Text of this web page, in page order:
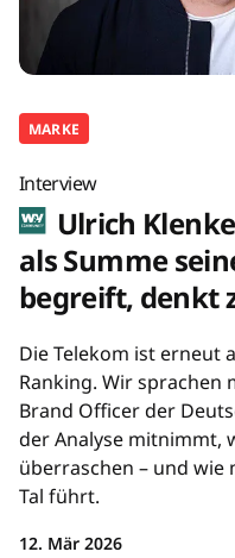
MARKE
Interview
Ulrich
als Summe
begreift, denkt
Die Telekom ist erneut
Ranking. Wir sprachen
Brand Officer der
der Analyse mitnimmt,
überraschen – und wie
Tal führt.
12. Mär 2026